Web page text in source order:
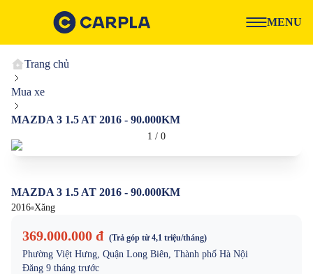
MENU
Trang chủ
Mua xe
MAZDA 3 1.5 AT 2016 - 90.000KM
1 / 0
MAZDA 3 1.5 AT 2016 - 90.000KM
2016 Xăng
369.000.000 đ (Trả góp từ4,1 triệu/tháng)
Phường Việt Hưng, Quận Long Biên, Thành phố Hà Nội
Đăng 9 tháng trước